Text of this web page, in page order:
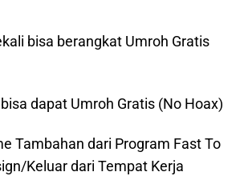
bisa berangkat Umroh Gratis
dapat Umroh Gratis (No Hoax)
Tambahan dari Program Fast To
Keluar dari Tempat Kerja